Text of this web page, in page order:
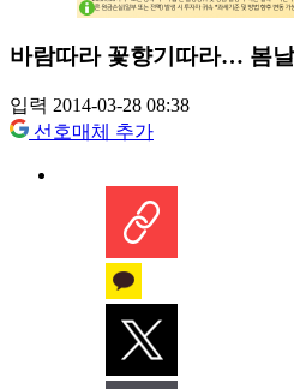
바람따라 꽃향기따라… 봄날
입력 2014-03-28 08:38
선호매체 추가